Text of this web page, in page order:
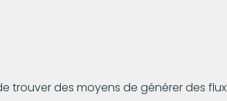
trouver des moyens de générer des flux